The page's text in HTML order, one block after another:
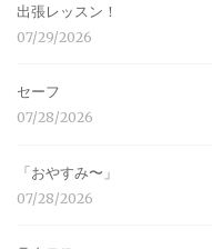
出張レッスン！
07/29/2026
セーフ
07/28/2026
「おやすみ〜」
07/28/2026